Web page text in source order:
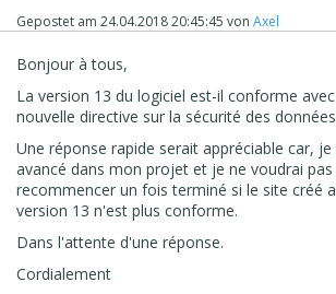
évaluer l'impact du GDPR sur la situation et
l'implémentation de Google Analytics.
Mises à jour relatives au contrat et au
l'utilisateur
Changements de contrat
Depuis août dernier, Google met à jour nos
contractuelles pour de nombreux produits,
statut de Google en tant que processeur de
contrôleur de données en vertu de la
la classification complète de nos produits
nouveaux termes GDPR compléteront votre
actuel avec Google et entreront en vigueur
Dans Google Analytics et Google Analytics
Gepostet am 24.04.2018 20:45:45 von Axel
Bonjour à tous,
La version 13 du logiciel est-il conforme
nouvelle directive sur la sécurité des
Une réponse rapide serait appréciable car, je
avancé dans mon projet et je ne voudrai pas
recommencer un fois terminé si le site créé
version 13 n'est plus conforme.
Dans l'attente d'une réponse.
Cordialement